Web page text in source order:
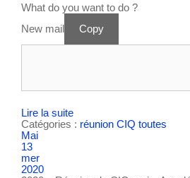
What do you want to do ?
New mail
Copy
Lire la suite
Catégories : réunion CIQ toutes
Mai
13
mer
2020